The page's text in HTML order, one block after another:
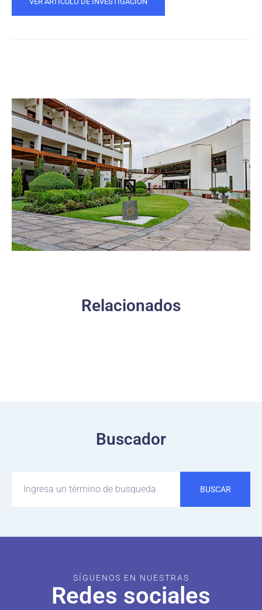
Relacionados
Buscador
BUSCAR
SÍGUENOS EN NUESTRAS
Redes sociales